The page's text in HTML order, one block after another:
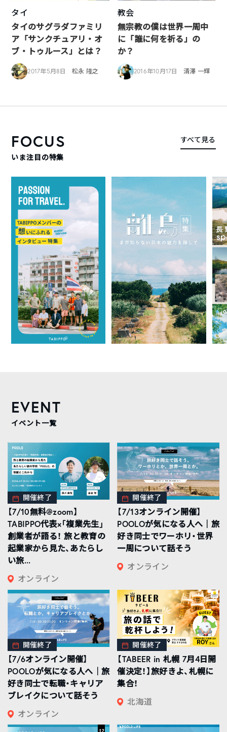
タイ
タイのサグラダファミリ
ア「サンクチュアリ・オ
ブ・トゥルース」とは？
2017年5月8日 松永 隆之
教会
無宗教の僕は世界一周中
に「誰に何を祈る」の
か？
2016年10月17日 清澤 一輝
FOCUS
いま注目の特集
すべて見る
EVENT
イベント一覧
開催終了
【7/10無料@zoom】
TABIPPO代表×「複業先生」
創業者が語る！ 旅と教育の
起業家から見た、あたらし
い旅...
オンライン
開催終了
【7/13オンライン開催】
POOLOが気になる人へ｜旅
好き同士でワーホリ・世界
一周について話そう
オンライン
開催終了
【7/6オンライン開催】
POOLOが気になる人へ｜旅
好き同士で転職・キャリア
ブレイクについて話そう
オンライン
開催終了
【TABEER in 札幌 7月4日開
催決定！】旅好きよ、札幌に
集合！
北海道